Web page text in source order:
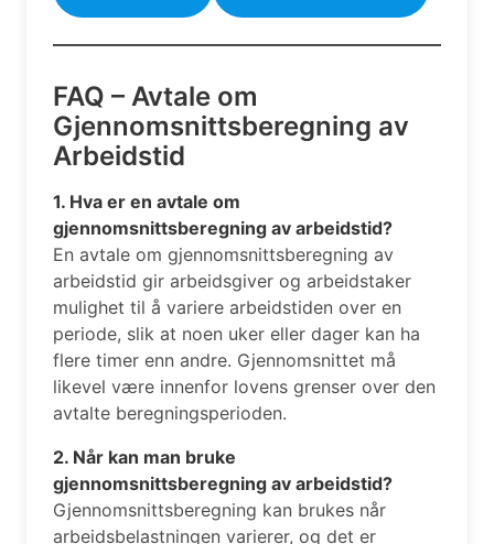
FAQ – Avtale om
Gjennomsnittsberegning av
Arbeidstid
1. Hva er en avtale om
gjennomsnittsberegning av arbeidstid?
En avtale om gjennomsnittsberegning av
arbeidstid gir arbeidsgiver og arbeidstaker
mulighet til å variere arbeidstiden over en
periode, slik at noen uker eller dager kan ha
flere timer enn andre. Gjennomsnittet må
likevel være innenfor lovens grenser over den
avtalte beregningsperioden.
2. Når kan man bruke
gjennomsnittsberegning av arbeidstid?
Gjennomsnittsberegning kan brukes når
arbeidsbelastningen varierer, og det er